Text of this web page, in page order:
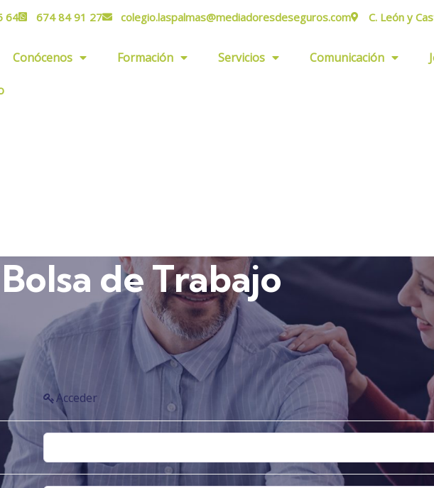
64 674 84 91 27 colegio.laspalmas@mediadoresdeseguros.com C. León y
Conócenos Formación Servicios Comunicación
de Trabajo
Acceder